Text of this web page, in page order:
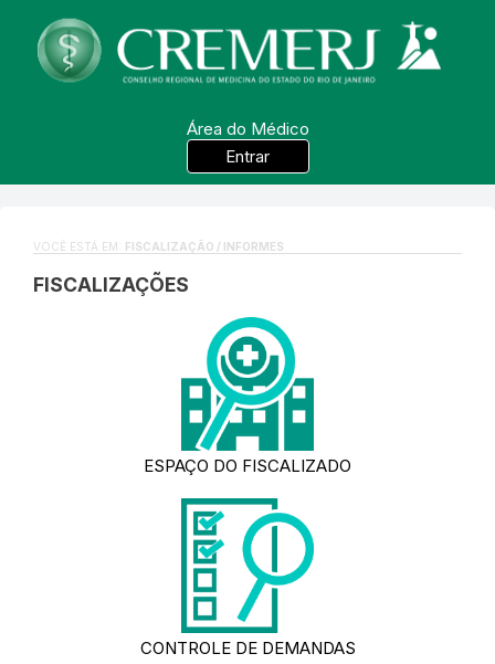
Área do Médico
Entrar
VOCÊ ESTÁ EM: FISCALIZAÇÃO / INFORMES
FISCALIZAÇÕES
ESPAÇO DO FISCALIZADO
CONTROLE DE DEMANDAS